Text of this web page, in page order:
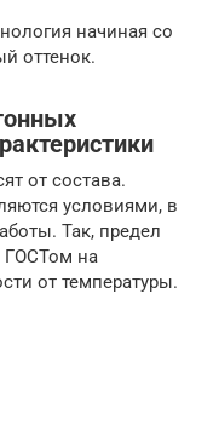
начиная со
оттенок.
от состава.
условиями, в
Так, предел
ГОСТом на
от температуры.